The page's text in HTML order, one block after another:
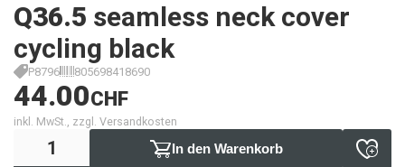
Q36.5 seamless neck cover
cycling black
P8796 805698418690
44.00CHF
inkl. MwSt., zzgl. Versandkosten
In den Warenkorb